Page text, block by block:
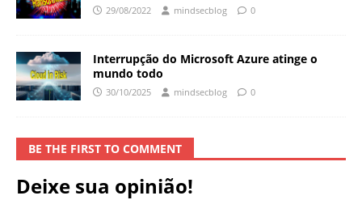
29/08/2022 mindsecblog 0
Interrupção do Microsoft Azure atinge o
mundo todo
30/10/2025 mindsecblog 0
BE THE FIRST TO COMMENT
Deixe sua opinião!